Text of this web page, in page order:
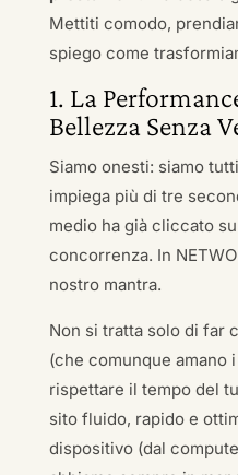
Mettiti comodo,
spiego come
1. La
Bellezza Senza
Siamo onesti: siamo
impiega più di tre
medio ha già cliccato
concorrenza. In
nostro mantra.
Non si tratta solo di far
(che comunque amano
rispettare il tempo del
sito fluido, rapido e
dispositivo (dal